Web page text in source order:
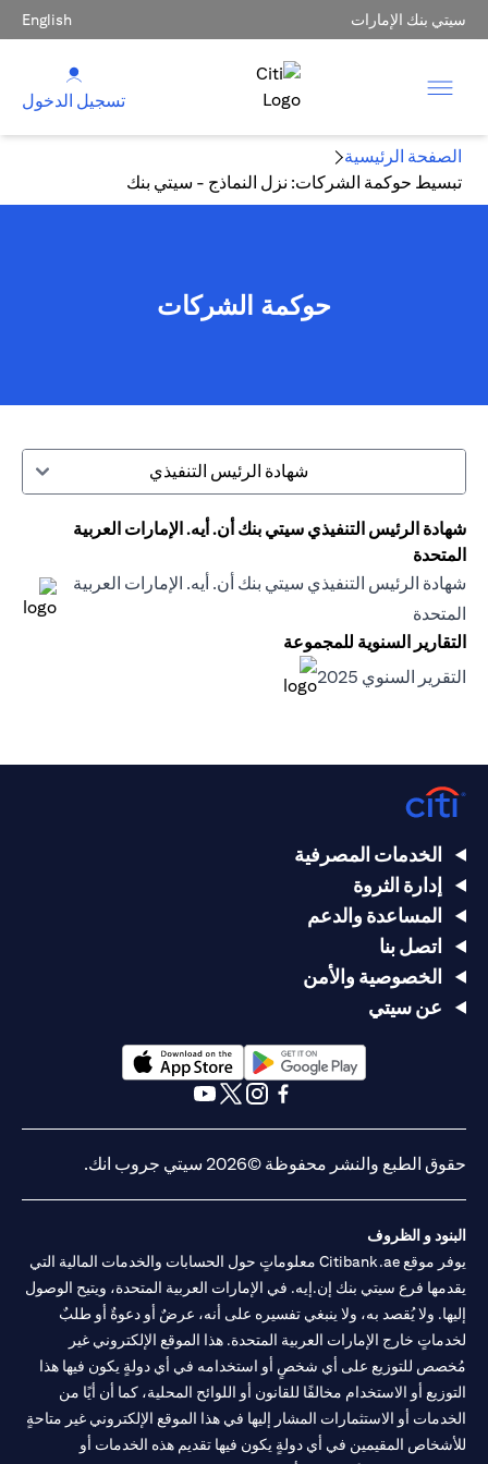
سيتي بنك الإمارات English
تسجيل الدخول
الصفحة الرئيسية
تبسيط حوكمة الشركات: نزل النماذج - سيتي بنك
حوكمة الشركات
شهادة الرئيس التنفيذي
شهادة الرئيس التنفيذي سيتي بنك أن. أيه. الإمارات العربية
المتحدة
شهادة الرئيس التنفيذي سيتي بنك أن. أيه. الإمارات العربية
المتحدة
التقارير السنوية للمجموعة
التقرير السنوي 2025
opens in a new tab
الخدمات المصرفية
إدارة الثروة
المساعدة والدعم
اتصل بنا
الخصوصية والأمن
عن سيتي
opens in a new tab
opens in a new tab
حقوق الطبع والنشر محفوظة ©2026 سيتي جروب انك.
البنود و الظروف
يوفر موقع Citibank.ae معلوماتٍ حول الحسابات والخدمات المالية التي
يقدمها فرع سيتي بنك إن.إيه. في الإمارات العربية المتحدة، ويتيح الوصول
إليها. ولا يُقصد به، ولا ينبغي تفسيره على أنه، عرضٌ أو دعوةٌ أو طلبٌ
لخدماتٍ خارج الإمارات العربية المتحدة. هذا الموقع الإلكتروني غير
مُخصص للتوزيع على أي شخصٍ أو استخدامه في أي دولةٍ يكون فيها هذا
التوزيع أو الاستخدام مخالفًا للقانون أو اللوائح المحلية، كما أن أيًا من
الخدمات أو الاستثمارات المشار إليها في هذا الموقع الإلكتروني غير متاحةٍ
للأشخاص المقيمين في أي دولةٍ يكون فيها تقديم هذه الخدمات أو